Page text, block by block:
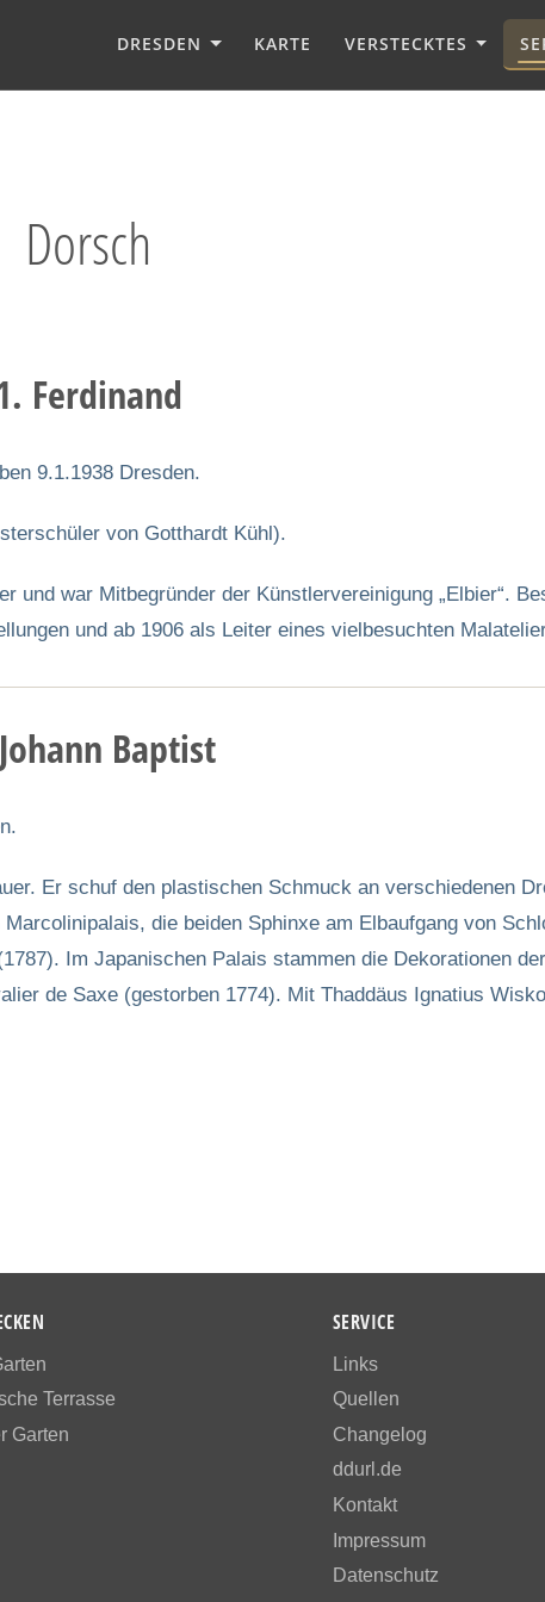
DRESDEN KARTE VERSTECKTES
Dorsch
Ferdinand
9.1.1938 Dresden.
von Gotthardt Kühl).
war Mitbegründer der Künstlervereinigung „Elbier“.
und ab 1906 als Leiter eines vielbesuchten
Baptist
Er schuf den plastischen Schmuck an verschiedenen
die beiden Sphinxe am Elbaufgang von
Im Japanischen Palais stammen die Dekorationen
de Saxe (gestorben 1774). Mit Thaddäus Ignatius
Terrasse
Garten
SERVICE
Links
Quellen
Changelog
ddurl.de
Kontakt
Impressum
Datenschutz